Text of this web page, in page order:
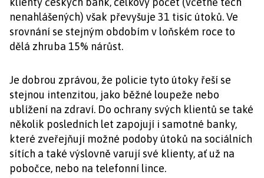
nenahlášených) však převyšuje 31 tisíc útoků. Ve
srovnání se stejným obdobím v loňském roce to
dělá zhruba 15% nárůst.
Je dobrou zprávou, že policie tyto útoky řeší se
stejnou intenzitou, jako běžné loupeže nebo
ublížení na zdraví. Do ochrany svých klientů se také
několik posledních let zapojují i samotné banky,
které zveřejňují možné podoby útoků na sociálních
sítích a také výslovně varují své klienty, ať už na
pobočce, nebo na telefonní lince.